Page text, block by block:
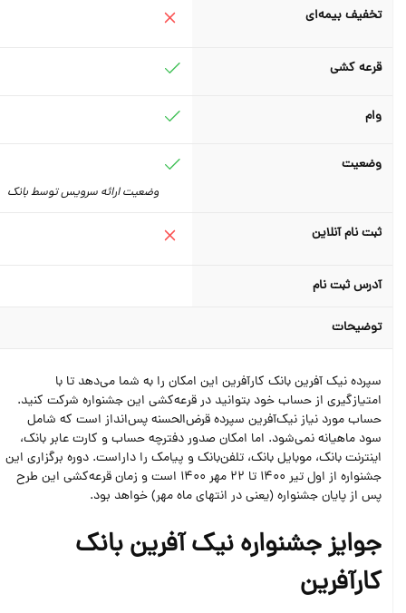
تخفیف بیمه‌ای
قرعه کشی
وضعیت
وضعیت ارائه سرویس توسط بانک
ثبت نام آنلاین
آدرس ثبت نام
توضیحات
سپرده نیک آفرین بانک کارآفرین این امکان را به شما می‌دهد تا با
امتیازگیری از حساب خود بتوانید در قرعه‌کشی این جشنواره شرکت کنید.
حساب مورد نیاز نیک‌آفرین سپرده قرض‌الحسنه پس‌انداز است که شامل
سود ماهیانه نمی‌شود. اما امکان صدور دفترچه حساب و کارت عابر بانک،
اینترنت بانک، موبایل بانک، تلفن‌بانک و پیامک را داراست. دوره برگزاری این
جشنواره از اول تیر 1400 تا 22 مهر 1400 است و زمان قرعه‌کشی این طرح
پس از پایان جشنواره (یعنی در انتهای ماه مهر) خواهد بود.
جوایز جشنواره نیک آفرین بانک
کارآفرین